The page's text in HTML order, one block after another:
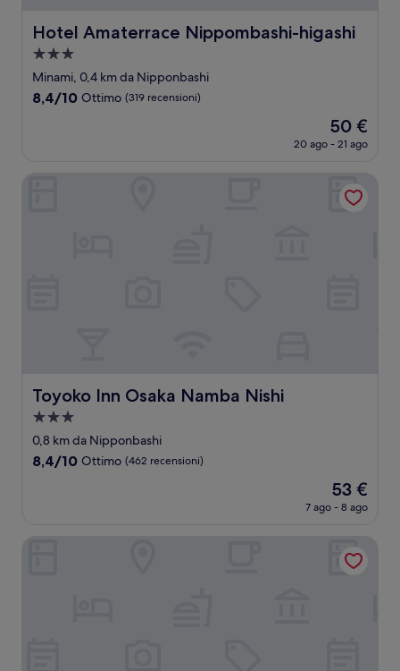
Hotel Amaterrace Nippombashi-higashi
Hotel Amaterrace Nippombashi-higashi
Struttura
a
3.0
Minami, 0,4 km da Nipponbashi
8.4
recensioni)
8,4/10 Ottimo (319 recensioni)
Il
prezzo
attuale
50 €
50 €
20 ago - 21 ago
Toyoko Inn Osaka Namba Nishi
Toyoko Inn Osaka Namba Nishi
Struttura
a
3.0
0,8 km da Nipponbashi
8.4
recensioni)
8,4/10 Ottimo (462 recensioni)
Il
prezzo
attuale
53 €
53 €
7 ago - 8 ago